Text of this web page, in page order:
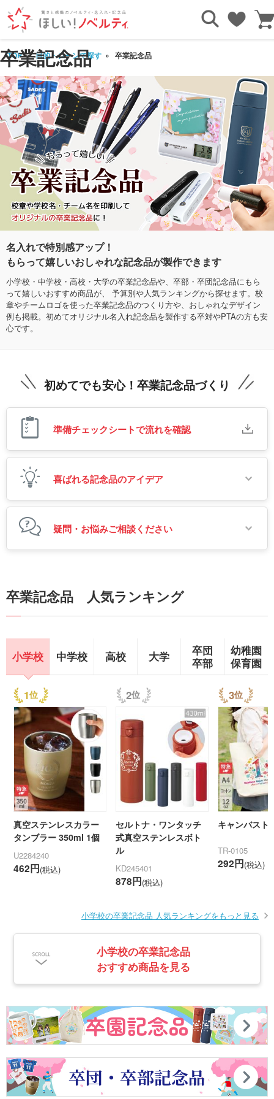
TOP ⽬的・シーンで探す 卒業記念品
卒業記念品
名入れで特別感アップ！
もらって嬉しいおしゃれな記念品が製作できます
小学校・中学校・高校・大学の卒業記念品や、卒部・卒団記念品にもら
って嬉しいおすすめ商品が、
予算別や人気ランキングから探せます。校
章やチームロゴを使った卒業記念品のつくり方や、おしゃれなデザイン
例も掲載。初めてオリジナル名入れ記念品を製作する卒対やPTAの方も安
心です。
初めてでも安心！卒業記念品づくり
準備チェックシートで流れを確認
喜ばれる記念品のアイデア
疑問・お悩みご相談ください
卒業記念品 人気ランキング
小学校 中学校 高校 大学
卒団
卒部
幼稚園
保育園
1
真空ステンレスカラー
タンブラー 350ml 1個
U2284240
462円(税込)
2
セルトナ・ワンタッチ
式真空ステンレスボト
ル
KD245401
878円(税込)
3
キャンバスト
TR-0105
292円(税込)
小学校の卒業記念品 人気ランキングをもっと見る
小学校の卒業記念品
おすすめ商品を見る
卒園記念品
卒団・卒部記念品